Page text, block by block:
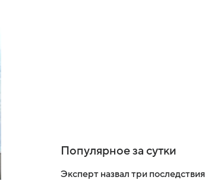
Популярное за сутки
Эксперт назвал три